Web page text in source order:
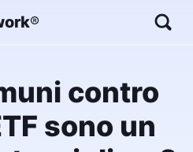
®
contro
sono un